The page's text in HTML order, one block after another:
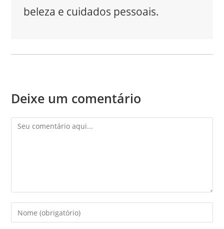
beleza e cuidados pessoais.
Deixe um comentário
Comentário
Digite
seu